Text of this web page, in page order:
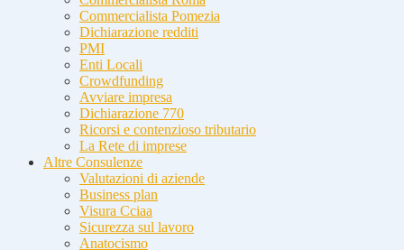
Commercialista Pomezia
Dichiarazione redditi
PMI
Enti Locali
Crowdfunding
Avviare impresa
Dichiarazione 770
Ricorsi e contenzioso tributario
La Rete di imprese
Altre Consulenze
Valutazioni di aziende
Business plan
Visura Cciaa
Sicurezza sul lavoro
Anatocismo